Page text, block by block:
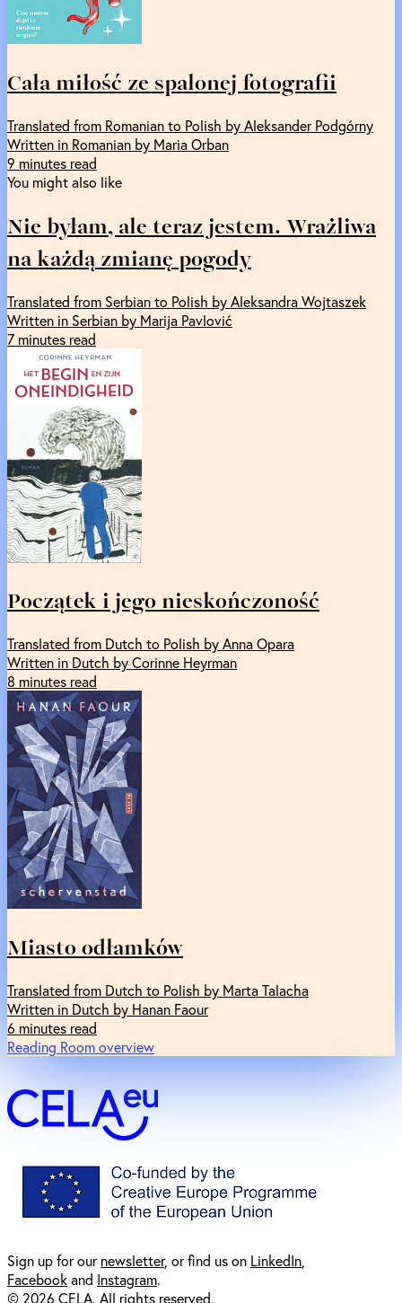
Cała miłość ze spalonej fotografii
Translated from Romanian to Polish by Aleksander Podgórny
Written in Romanian by Maria Orban
9 minutes read
You might also like
Nie byłam, ale teraz jestem. Wrażliwa
na każdą zmianę pogody
Translated from Serbian to Polish by Aleksandra Wojtaszek
Written in Serbian by Marija Pavlović
7 minutes read
Początek i jego nieskończoność
Translated from Dutch to Polish by Anna Opara
Written in Dutch by Corinne Heyrman
8 minutes read
Miasto odłamków
Translated from Dutch to Polish by Marta Talacha
Written in Dutch by Hanan Faour
6 minutes read
Reading Room overview
Sign up for ournewsletter, or find us on LinkedIn
Facebookand Instagram.
© 2026 CELA. All rights reserved.